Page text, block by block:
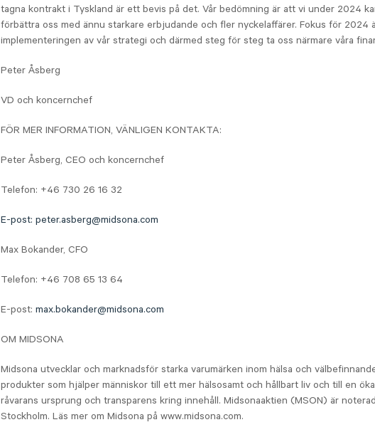
tagna kontrakt i Tyskland är ett bevis på det. Vår bedömning är att vi under 2024
förbättra oss med ännu starkare erbjudande och fler nyckelaffärer. Fokus för 2024
implementeringen av vår strategi och därmed steg för steg ta oss närmare våra
Peter Åsberg
VD och koncernchef
FÖR MER INFORMATION, VÄNLIGEN KONTAKTA:
Peter Åsberg, CEO och koncernchef
Telefon: +46 730 26 16 32
E-post: peter.asberg@midsona.com
Max Bokander, CFO
Telefon: +46 708 65 13 64
E-post: max.bokander@midsona.com
OM MIDSONA
Midsona utvecklar och marknadsför starka varumärken inom hälsa och
produkter som hjälper människor till ett mer hälsosamt och hållbart liv och till en
råvarans ursprung och transparens kring innehåll. Midsonaaktien (MSON) är
Stockholm. Läs mer om Midsona på www.midsona.com.